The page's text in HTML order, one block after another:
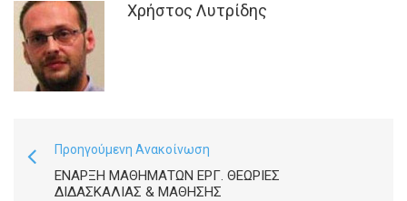
Χρήστος Λυτρίδης
Προηγούμενη Ανακοίνωση
ΈΝΑΡΞΗ ΜΑΘΗΜΆΤΩΝ ΕΡΓ. ΘΕΩΡΊΕΣ
ΔΙΔΑΣΚΑΛΊΑΣ & ΜΆΘΗΣΗΣ